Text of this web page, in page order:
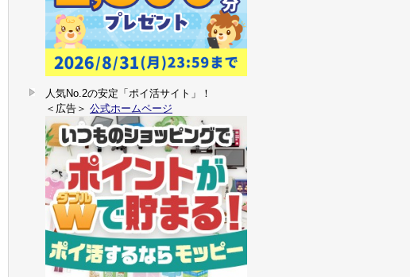
人気No.2の安定「ポイ活サイト」！
＜広告＞ 公式ホームページ